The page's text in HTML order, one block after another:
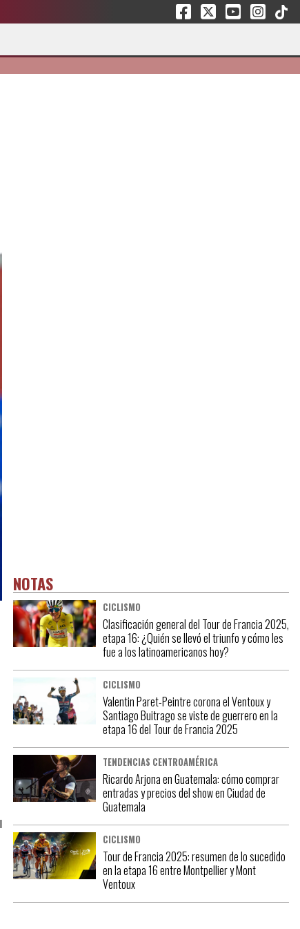
NOTAS
CICLISMO
Clasificación general del Tour de Francia 2025,
etapa 16: ¿Quién se llevó el triunfo y cómo les
fue a los latinoamericanos hoy?
CICLISMO
Valentin Paret-Peintre corona el Ventoux y
Santiago Buitrago se viste de guerrero en la
etapa 16 del Tour de Francia 2025
TENDENCIAS CENTROAMÉRICA
Ricardo Arjona en Guatemala: cómo comprar
entradas y precios del show en Ciudad de
Guatemala
CICLISMO
Tour de Francia 2025: resumen de lo sucedido
en la etapa 16 entre Montpellier y Mont
Ventoux